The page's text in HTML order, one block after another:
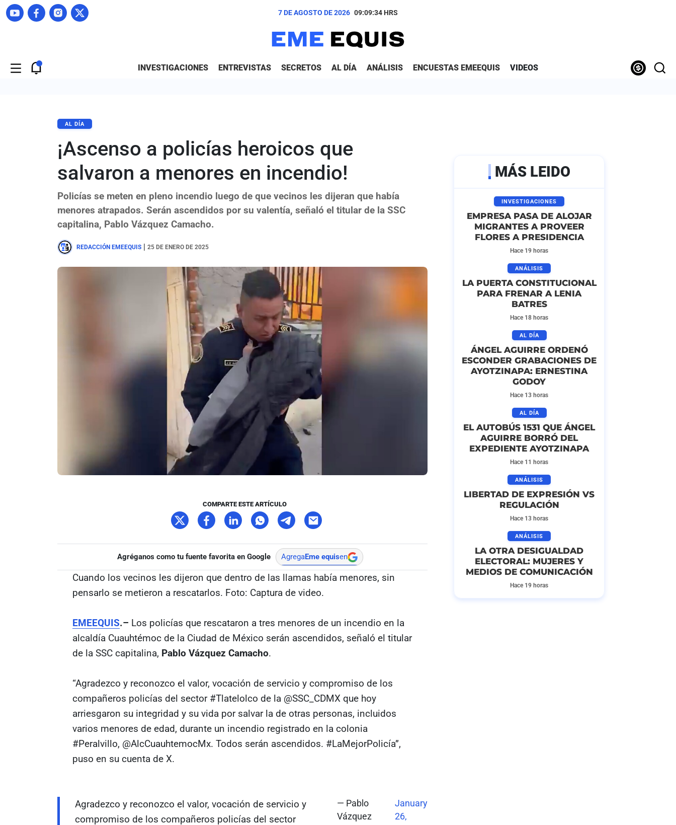
7 DE AGOSTO DE 2026 09:09:35 HRS
INVESTIGACIONES ENTREVISTAS SECRETOS AL DÍA ANÁLISIS ENCUESTAS EMEEQUIS VIDEOS
AL DÍA
¡Ascenso a policías heroicos que
salvaron a menores en incendio!
Policías se meten en pleno incendio luego de que vecinos les dijeran que había
menores atrapados. Serán ascendidos por su valentía, señaló el titular de la SSC
capitalina, Pablo Vázquez Camacho.
REDACCIÓN EMEEQUIS 25 DE ENERO DE 2025
COMPARTE ESTE ARTÍCULO
Agréganos como tu fuente favorita en Google AgregaEme equisen
Cuando los vecinos les dijeron que dentro de las llamas había menores, sin
pensarlo se metieron a rescatarlos. Foto: Captura de video.
EMEEQUIS.– Los policías que rescataron a tres menores de un incendio en la
alcaldía Cuauhtémoc de la Ciudad de México serán ascendidos, señaló el titular
de la SSC capitalina, Pablo Vázquez Camacho.
“Agradezco y reconozco el valor, vocación de servicio y compromiso de los
compañeros policías del sector #Tlatelolco de la @SSC_CDMX que hoy
arriesgaron su integridad y su vida por salvar la de otras personas, incluidos
varios menores de edad, durante un incendio registrado en la colonia
#Peralvillo, @AlcCuauhtemocMx. Todos serán ascendidos. #LaMejorPolicía”,
puso en su cuenta de X.
Agradezco y reconozco el valor, vocación de servicio y
compromiso de los compañeros policías del sector
— Pablo
Vázquez
January
26,
MÁS LEIDO
INVESTIGACIONES
EMPRESA PASA DE ALOJAR
MIGRANTES A PROVEER
FLORES A PRESIDENCIA
Hace 19 horas
ANÁLISIS
LA PUERTA CONSTITUCIONAL
PARA FRENAR A LENIA
BATRES
Hace 18 horas
AL DÍA
ÁNGEL AGUIRRE ORDENÓ
ESCONDER GRABACIONES DE
AYOTZINAPA: ERNESTINA
GODOY
Hace 13 horas
AL DÍA
EL AUTOBÚS 1531 QUE ÁNGEL
AGUIRRE BORRÓ DEL
EXPEDIENTE AYOTZINAPA
Hace 11 horas
ANÁLISIS
LIBERTAD DE EXPRESIÓN VS
REGULACIÓN
Hace 13 horas
ANÁLISIS
LA OTRA DESIGUALDAD
ELECTORAL: MUJERES Y
MEDIOS DE COMUNICACIÓN
Hace 19 horas